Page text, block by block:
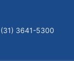
(31) 3641-5300